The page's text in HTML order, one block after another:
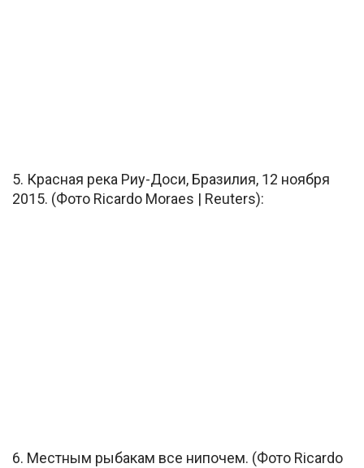
5. Красная река Риу-Доси, Бразилия, 12 ноября
2015. (Фото Ricardo Moraes | Reuters):
6. Местным рыбакам все нипочем. (Фото Ricardo